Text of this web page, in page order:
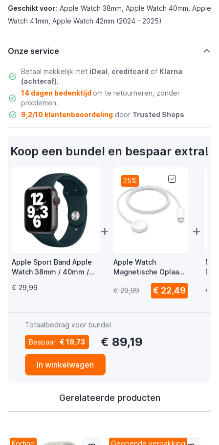
Geschikt voor: Apple Watch 38mm, Apple Watch 40mm, Apple
Watch 41mm, Apple Watch 42mm (2024 - 2025)
Onze service
Betaal makkelijk met iDeal creditcard of Klarna
(achteraf).
14 dagen bedenktijd om te retourneren, zonder
problemen.
9,2/10 klantenbeoordelingdoor Trusted Shops
Koop een bundel en bespaar extra!
Apple Sport Band Apple
Watch 38mm / 40mm /
Green
€ 29,99
+
25%
Apple Watch
Magnetische Oplaad
USB-C Kabel 1m
€ 29,99
€ 22,49
+
€
Totaalbedrag voor bundel
Bespaar € 19,73 € 89,19
In winkelwagen
Gerelateerde producten
Korting Geopende verpakking